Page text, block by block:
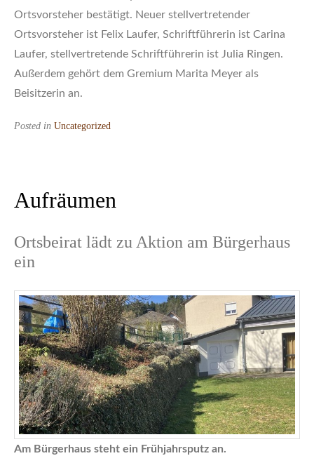
Ortsvorsteher bestätigt. Neuer stellvertretender
Ortsvorsteher ist Felix Laufer, Schriftführerin ist Carina
Laufer, stellvertretende Schriftführerin ist Julia Ringen.
Außerdem gehört dem Gremium Marita Meyer als
Beisitzerin an.
Posted in Uncategorized
Aufräumen
Ortsbeirat lädt zu Aktion am Bürgerhaus
ein
Am Bürgerhaus steht ein Frühjahrsputz an.